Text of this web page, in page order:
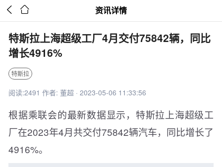
  资讯详情
特斯拉上海超级工厂4月交付75842辆，同比
增长4916%
特斯拉
阅读:2491 作者: 董超 · 2023-05-06 11:33:56
根据乘联会的最新数据显示，特斯拉上海超级工
厂在2023年4月共交付75842辆汽车，同比增长了
4916%。